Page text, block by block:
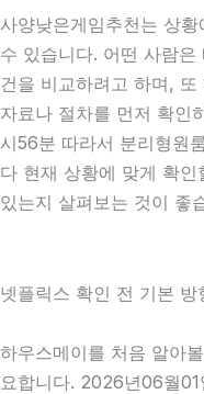
사양낮은게임추천는 상
수 있습니다. 어떤 사람
건을 비교하려고 하며,
자료나 절차를 먼저 확인
시56분 따라서 분리형원
다 현재 상황에 맞게 확
있는지 살펴보는 것이 좋
넷플릭스 확인 전 기본
하우스메이를 처음 알아
요합니다. 2026년06월